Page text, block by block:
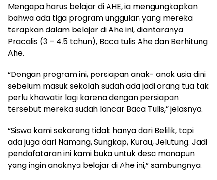
Mengapa harus belajar di AHE, ia mengungkapkan
bahwa ada tiga program unggulan yang mereka
terapkan dalam belajar di Ahe ini, diantaranya
Pracalis (3 – 4,5 tahun), Baca tulis Ahe dan Berhitung
Ahe.
“Dengan program ini, persiapan anak- anak usia dini
sebelum masuk sekolah sudah ada jadi orang tua tak
perlu khawatir lagi karena dengan persiapan
tersebut mereka sudah lancar Baca Tulis,” jelasnya.
“Siswa kami sekarang tidak hanya dari Belilik, tapi
ada juga dari Namang, Sungkap, Kurau, Jelutung. Jadi
pendafataran ini kami buka untuk desa manapun
yang ingin anaknya belajar di Ahe ini,” sambungnya.